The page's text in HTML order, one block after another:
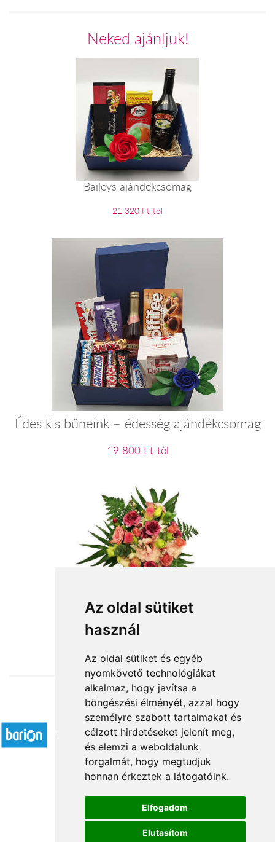
Az oldal sütiket
használ
Az oldal sütiket és egyéb
nyomkövető technológiákat
alkalmaz, hogy javítsa a
böngészési élményét, azzal hogy
személyre szabott tartalmakat és
célzott hirdetéseket jelenít meg,
és elemzi a weboldalunk
forgalmát, hogy megtudjuk
honnan érkeztek a látogatóink.
Elfogadom
Elutasítom
Neked ajánljuk!
Baileys ajándékcsomag
21 320 Ft-tól
Édes kis bűneink – édesség ajándékcsomag
19 800 Ft-tól
Erzsébet - Katalin
23 920 Ft-tól
Elfogadott fizetési módok
Á.SZ.F.
Impresszum
Adatkezelési tájékoztató